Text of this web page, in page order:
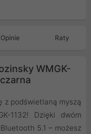
Opinie Raty
WMGK-
z podświetlaną myszą
1132! Dzięki dwóm
5.1 – możesz